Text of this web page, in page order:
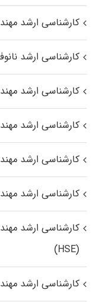
کارشناسی ارشد
کارشناسی ارشد
کارشناسی ارشد
کارشناسی ارشد
کارشناسی ارشد
کارشناسی ارشد
کارشناسی ارشد
(HSE)
کارشناسی ارشد